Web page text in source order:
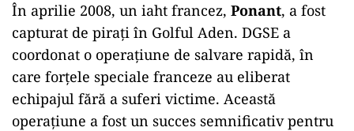
În aprilie 2008, un iaht francez, Ponant, a fost
capturat de pirați în Golful Aden. DGSE a
coordonat o operațiune de salvare rapidă, în
care forțele speciale franceze au eliberat
echipajul fără a suferi victime. Această
operațiune a fost un succes semnificativ pentru